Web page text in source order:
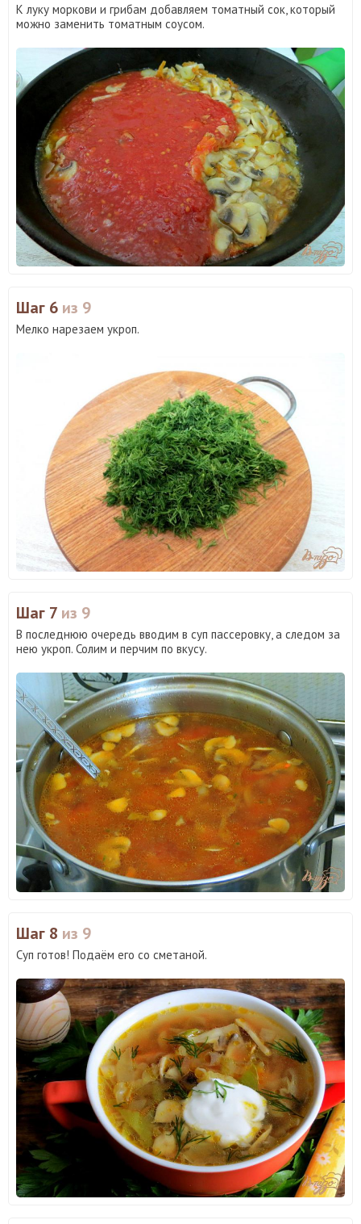
К луку моркови и грибам добавляем томатный сок, который
можно заменить томатным соусом.
Шаг 6 из 9
Мелко нарезаем укроп.
Шаг 7 из 9
В последнюю очередь вводим в суп пассеровку, а следом за
нею укроп. Солим и перчим по вкусу.
Шаг 8 из 9
Суп готов! Подаём его со сметаной.